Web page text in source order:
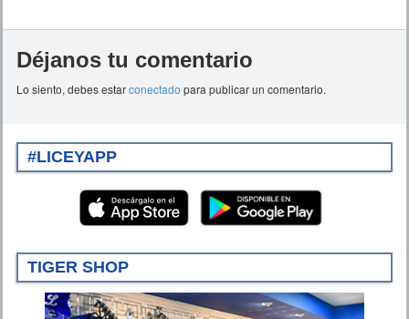
Déjanos tu comentario
Lo siento, debes estarconectado para publicar un comentario.
#LICEYAPP
TIGER SHOP